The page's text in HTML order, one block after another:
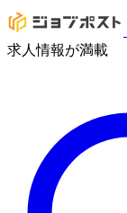
求人情報が満載